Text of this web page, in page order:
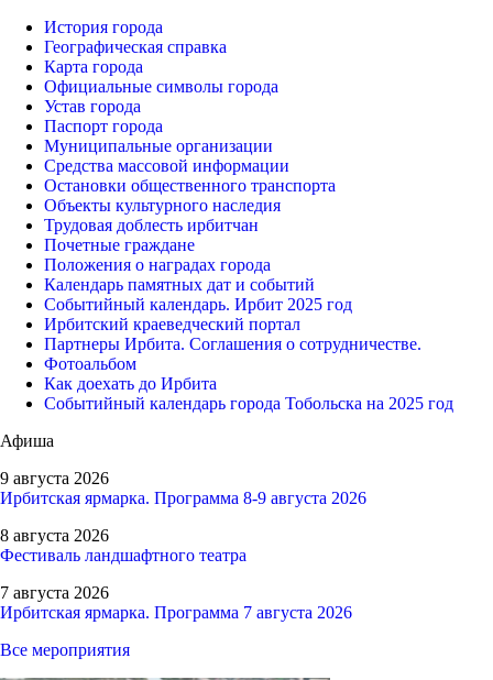
История города
Географическая справка
Карта города
Официальные символы города
Устав города
Паспорт города
Муниципальные организации
Средства массовой информации
Остановки общественного транспорта
Объекты культурного наследия
Трудовая доблесть ирбитчан
Почетные граждане
Положения о наградах города
Календарь памятных дат и событий
Событийный календарь. Ирбит 2025 год
Ирбитский краеведческий портал
Партнеры Ирбита. Соглашения о сотрудничестве.
Фотоальбом
Как доехать до Ирбита
Событийный календарь города Тобольска на 2025 год
Афиша
9 августа 2026
Ирбитская ярмарка. Программа 8-9 августа 2026
8 августа 2026
Фестиваль ландшафтного театра
7 августа 2026
Ирбитская ярмарка. Программа 7 августа 2026
Все мероприятия